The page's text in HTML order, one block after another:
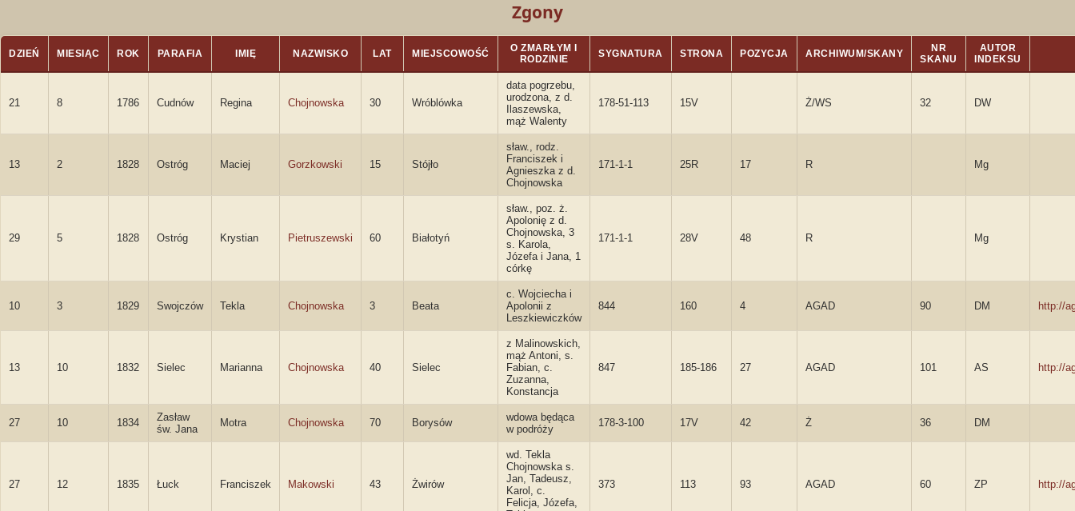
Zgony
DZIEŃ MIESIĄC ROK PARAFIA IMIĘ NAZWISKO LAT MIEJSCOWOŚĆ
O ZMARŁYM I
RODZINIE
SYGNATURA STRONA POZYCJA ARCHIWUM/SKANY
NR
SKANU
AUTOR
INDEKSU
21 8 1786 Cudnów Regina Chojnowska 30 Wróblówka
data pogrzebu,
urodzona, z d.
Ilaszewska,
mąż Walenty
178-51-113 15V Ż/WS 32 DW
13 2 1828 Ostróg Maciej Gorzkowski 15 Stójło
sław., rodz.
Franciszek i
Agnieszka z d.
Chojnowska
171-1-1 25R 17 R Mg
29 5 1828 Ostróg Krystian Pietruszewski 60 Białotyń
sław., poz. ż.
Apolonię z d.
Chojnowska, 3
s. Karola,
Józefa i Jana, 1
córkę
171-1-1 28V 48 R Mg
10 3 1829 Swojczów Tekla Chojnowska 3 Beata
c. Wojciecha i
Apolonii z
Leszkiewiczków
844 160 4 AGAD 90 DM http://
13 10 1832 Sielec Marianna Chojnowska 40 Sielec
z Malinowskich,
mąż Antoni, s.
Fabian, c.
Zuzanna,
Konstancja
847 185-186 27 AGAD 101 AS http://
27 10 1834
Zasław
św. Jana
Motra Chojnowska 70 Borysów
wdowa będąca
w podróży
178-3-100 17V 42 Ż 36 DM
27 12 1835 Łuck Franciszek Makowski 43 Żwirów
wd. Tekla
Chojnowska s.
Jan, Tadeusz,
Karol, c.
Felicja, Józefa,
373 113 93 AGAD 60 ZP http://